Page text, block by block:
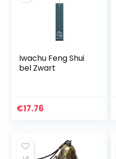
Iwachu Feng Shui
bel Zwart
€17.76